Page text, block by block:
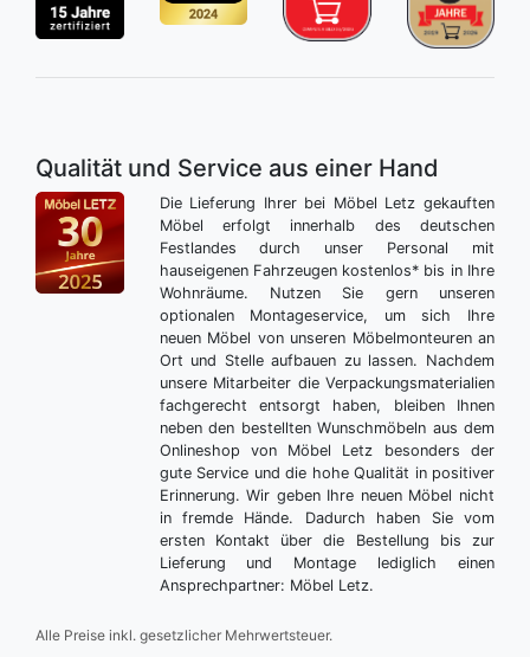
Qualität und Service aus einer Hand
Die Lieferung Ihrer bei Möbel Letz gekauften
Möbel erfolgt innerhalb des deutschen
Festlandes durch unser Personal mit
hauseigenen Fahrzeugen kostenlos* bis in Ihre
Wohnräume. Nutzen Sie gern unseren
optionalen Montageservice, um sich Ihre
neuen Möbel von unseren Möbelmonteuren an
Ort und Stelle aufbauen zu lassen. Nachdem
unsere Mitarbeiter die Verpackungsmaterialien
fachgerecht entsorgt haben, bleiben Ihnen
neben den bestellten Wunschmöbeln aus dem
Onlineshop von Möbel Letz besonders der
gute Service und die hohe Qualität in positiver
Erinnerung. Wir geben Ihre neuen Möbel nicht
in fremde Hände. Dadurch haben Sie vom
ersten Kontakt über die Bestellung bis zur
Lieferung und Montage lediglich einen
Ansprechpartner: Möbel Letz.
Alle Preise inkl. gesetzlicher Mehrwertsteuer.